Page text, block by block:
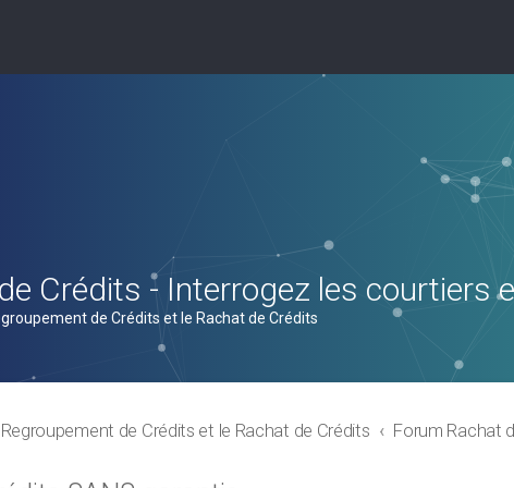
Crédits - Interrogez les courtiers
de Crédits et le Rachat de Crédits
de Crédits et le Rachat de Crédits Forum Rachat